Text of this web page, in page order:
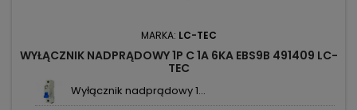
MARKA: LC-TEC
WYŁĄCZNIK NADPRĄDOWY 1P C 1A 6KA EBS9B 491409 LC-
TEC
Wyłącznik nadprądowy 1...